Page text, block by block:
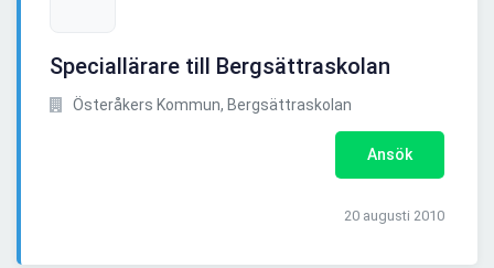
Speciallärare till Bergsättraskolan
Österåkers Kommun, Bergsättraskolan
Ansök
20 augusti 2010